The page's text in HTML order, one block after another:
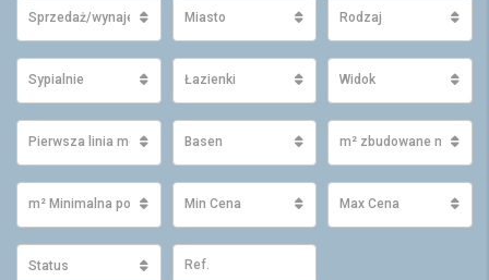
Sprzedaż/wynajem Miasto Rodzaj
Sypialnie Łazienki Widok
Pierwsza linia morza Basen m² zbudowane
m² Minimalna powierzchnia działki
Min Cena Max Cena
Status